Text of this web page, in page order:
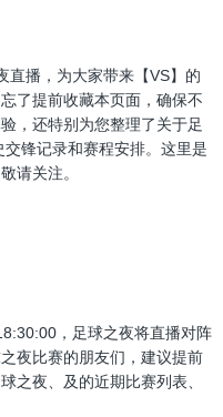
播，为大家带来【VS】的
了提前收藏本页面，确保不
，还特别为您整理了关于足
锋记录和赛程安排。这里是
请关注。
，足球之夜将直播对阵
夜比赛的朋友们，建议提前
之夜、及的近期比赛列表、